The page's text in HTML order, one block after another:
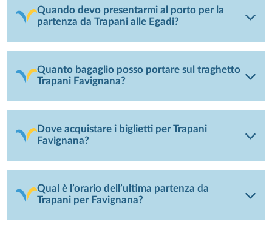
Quando devo presentarmi al porto per la
partenza da Trapani alle Egadi?
Quanto bagaglio posso portare sul traghetto
Trapani Favignana?
Dove acquistare i biglietti per Trapani
Favignana?
Qual è l’orario dell’ultima partenza da
Trapani per Favignana?